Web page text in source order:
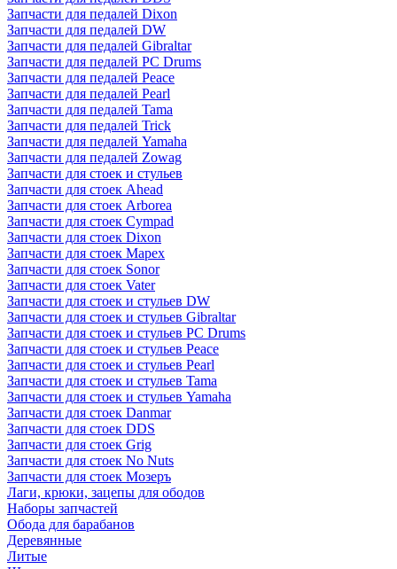
Запчасти для педалей Dixon
Запчасти для педалей DW
Запчасти для педалей Gibraltar
Запчасти для педалей PC Drums
Запчасти для педалей Peace
Запчасти для педалей Pearl
Запчасти для педалей Tama
Запчасти для педалей Trick
Запчасти для педалей Yamaha
Запчасти для педалей Zowag
Запчасти для стоек и стульев
Запчасти для стоек Ahead
Запчасти для стоек Arborea
Запчасти для стоек Cympad
Запчасти для стоек Dixon
Запчасти для стоек Mapex
Запчасти для стоек Sonor
Запчасти для стоек Vater
Запчасти для стоек и стульев DW
Запчасти для стоек и стульев Gibraltar
Запчасти для стоек и стульев PC Drums
Запчасти для стоек и стульев Peace
Запчасти для стоек и стульев Pearl
Запчасти для стоек и стульев Tama
Запчасти для стоек и стульев Yamaha
Запчасти для стоек Danmar
Запчасти для стоек DDS
Запчасти для стоек Grig
Запчасти для стоек No Nuts
Запчасти для стоек Мозеръ
Лаги, крюки, зацепы для ободов
Наборы запчастей
Обода для барабанов
Деревянные
Литые